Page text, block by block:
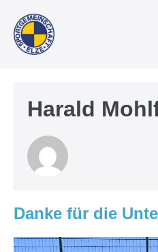
Inhalt
springen
Harald
Danke für die
Danke